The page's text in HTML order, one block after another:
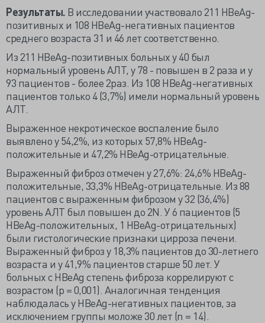
Результаты. В исследовании участвовало 211 HBeAg-
позитивных и 108 HBeAg-негативных пациентов
среднего возраста 31 и 46 лет соответственно.
Из 211 HBeAg-позитивных больных у 40 был
нормальный уровень АЛТ, у 78 - повышен в 2 раза и у
93 пациентов - более 2раз. Из 108 HBeAg-негативных
пациентов только 4 (3,7%) имели нормальный уровень
АЛТ.
Выраженное некротическое воспаление было
выявлено у 54,2%, из которых 57,8% HBeAg-
положительные и 47,2% HBeAg-отрицательные.
Выраженный фиброз отмечен у 27,6%: 24,6% HBeAg-
положительные, 33,3% HBeAg-отрицательные. Из 88
пациентов с выраженным фиброзом у 32 (36,4%)
уровень АЛТ был повышен до 2N. У 6 пациентов (5
HBeAg-положительных, 1 HBeAg-отрицательных)
были гистологические признаки цирроза печени.
Выраженный фиброз у 18,3% пациентов до 30-летнего
возраста и у 41,9% пациентов старше 50 лет. У
больных с HBeAg степень фиброза коррелируют с
возрастом (р = 0,001). Аналогичная тенденция
наблюдалась у HBeAg-негативных пациентов, за
исключением группы моложе 30 лет (n = 14).